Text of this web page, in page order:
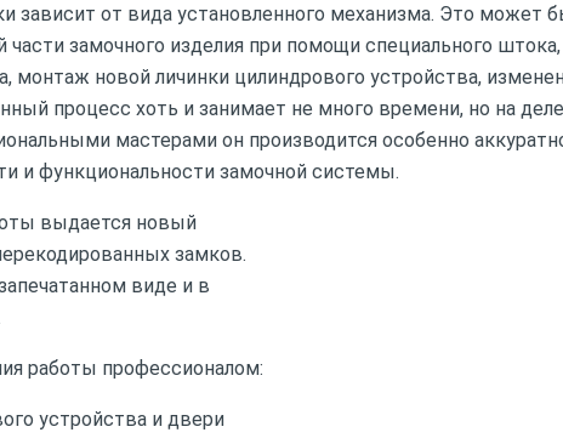
зависит от вида установленного механизма. Это может
замочного изделия при помощи специального штока,
монтаж новой личинки цилиндрового устройства,
процесс хоть и занимает не много времени, но на
мастерами он производится особенно
и функциональности замочной системы.
выдается новый
замков.
виде и в
работы профессионалом:
устройства и двери